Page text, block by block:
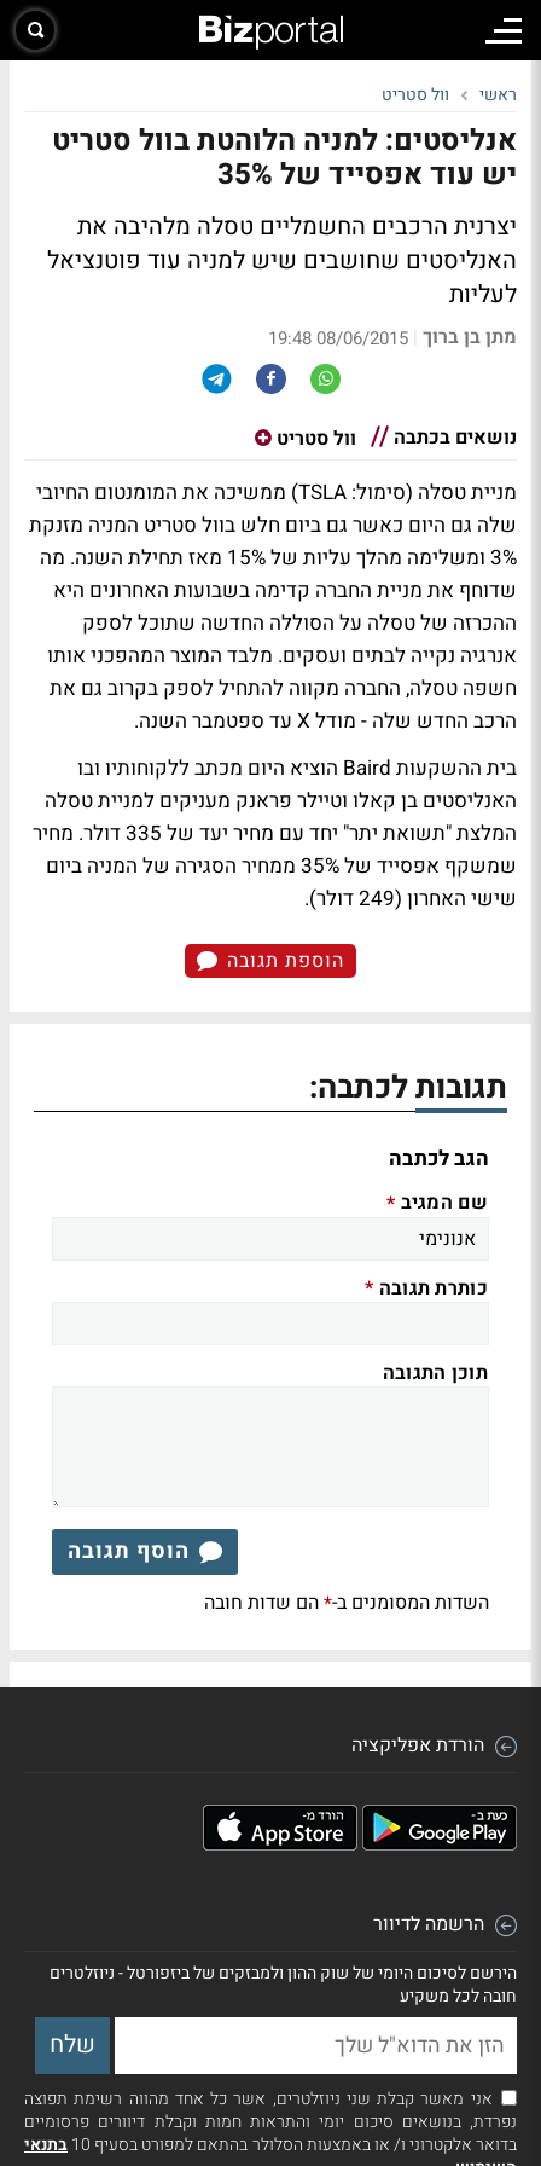
ראשי וול סטריט
אנליסטים: למניה הלוהטת בוול סטריט
יש עוד אפסייד של 35%
יצרנית הרכבים החשמליים טסלה מלהיבה את
האנליסטים שחושבים שיש למניה עוד פוטנציאל
לעליות
מתן בן ברוך |
08/06/2015 19:48
נושאים בכתבה וול סטריט
מניית טסלה (סימול: TSLA) ממשיכה את המומנטום החיובי
שלה גם היום כאשר גם ביום חלש בוול סטריט המניה מזנקת
3% ומשלימה מהלך עליות של 15% מאז תחילת השנה. מה
שדוחף את מניית החברה קדימה בשבועות האחרונים היא
ההכרזה של טסלה על הסוללה החדשה שתוכל לספק
אנרגיה נקייה לבתים ועסקים. מלבד המוצר המהפכני אותו
חשפה טסלה, החברה מקווה להתחיל לספק בקרוב גם את
הרכב החדש שלה - מודל X עד ספטמבר השנה.
בית ההשקעות Baird הוציא היום מכתב ללקוחותיו ובו
האנליסטים בן קאלו וטיילר פראנק מעניקים למניית טסלה
המלצת "תשואת יתר" יחד עם מחיר יעד של 335 דולר. מחיר
שמשקף אפסייד של 35% ממחיר הסגירה של המניה ביום
שישי האחרון (249 דולר).
הוספת תגובה
תגובות לכתבה:
הגב לכתבה
שם המגיב *
כותרת תגובה *
תוכן התגובה
הוסף תגובה
השדות המסומנים ב-*הם שדות חובה
הורדת אפליקציה
הרשמה לדיוור
הירשם לסיכום היומי של שוק ההון ולמבזקים של ביזפורטל - ניוזלטרים
חובה לכל משקיע
אני מאשר קבלת שני ניוזלטרים, אשר כל אחד מהווה רשימת תפוצה
נפרדת, בנושאים סיכום יומי והתראות חמות וקבלת דיוורים פרסומיים
בדואר אלקטרוני ו/ או באמצעות הסלולר בהתאם למפורט בסעיף 10
בתנאי